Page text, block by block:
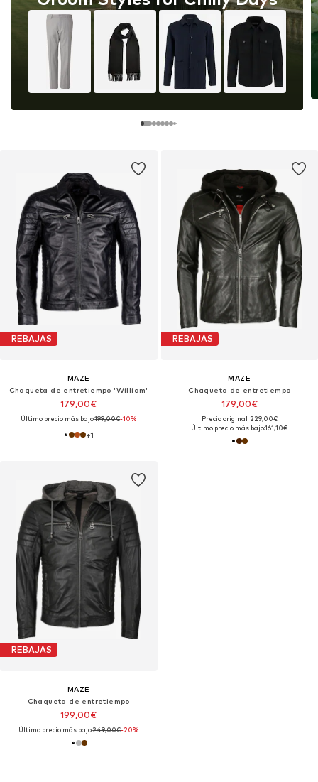
REBAJAS
MAZE
Chaqueta de entretiempo 'William'
179,00€
Último precio más bajo:199,00€-10%
+1
REBAJAS
MAZE
Chaqueta de entretiempo
179,00€
Precio original: 229,00€
Último precio más bajo:161,10€
REBAJAS
MAZE
Chaqueta de entretiempo
199,00€
Último precio más bajo:249,00€-20%